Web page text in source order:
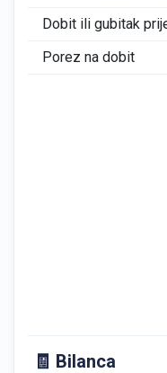
Dobit ili gubitak
Porez na dobit
🧾 Bilanca